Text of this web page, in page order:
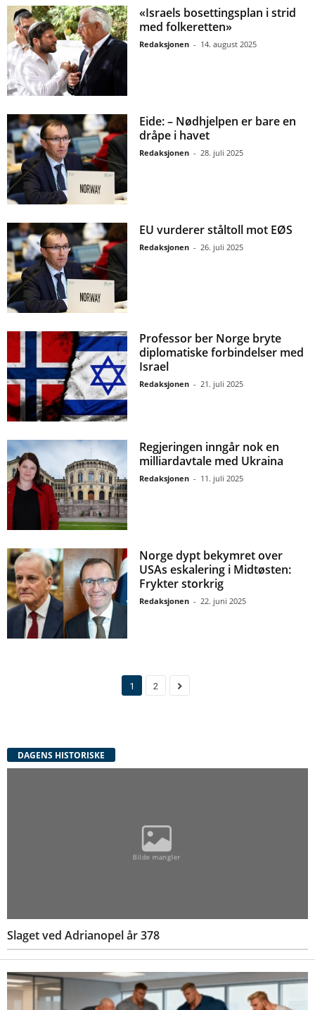
«Israels bosettingsplan i strid
med folkeretten»
Redaksjonen - 14. august 2025
Eide: – Nødhjelpen er bare en
dråpe i havet
Redaksjonen - 28. juli 2025
EU vurderer ståltoll mot EØS
Redaksjonen - 26. juli 2025
Professor ber Norge bryte
diplomatiske forbindelser med
Israel
Redaksjonen - 21. juli 2025
Regjeringen inngår nok en
milliardavtale med Ukraina
Redaksjonen - 11. juli 2025
Norge dypt bekymret over
USAs eskalering i Midtøsten:
Frykter storkrig
Redaksjonen - 22. juni 2025
1 2
DAGENS HISTORISKE
Slaget ved Adrianopel år 378